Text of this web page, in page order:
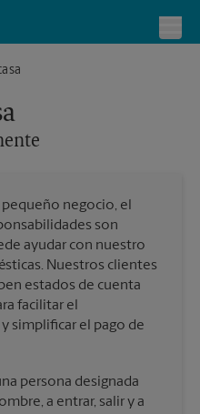
negocio, el
son
ayudar con nuestro
Nuestros clientes
estados de cuenta
facilitar el
simplificar el pago de
persona designada
a entrar, salir y a